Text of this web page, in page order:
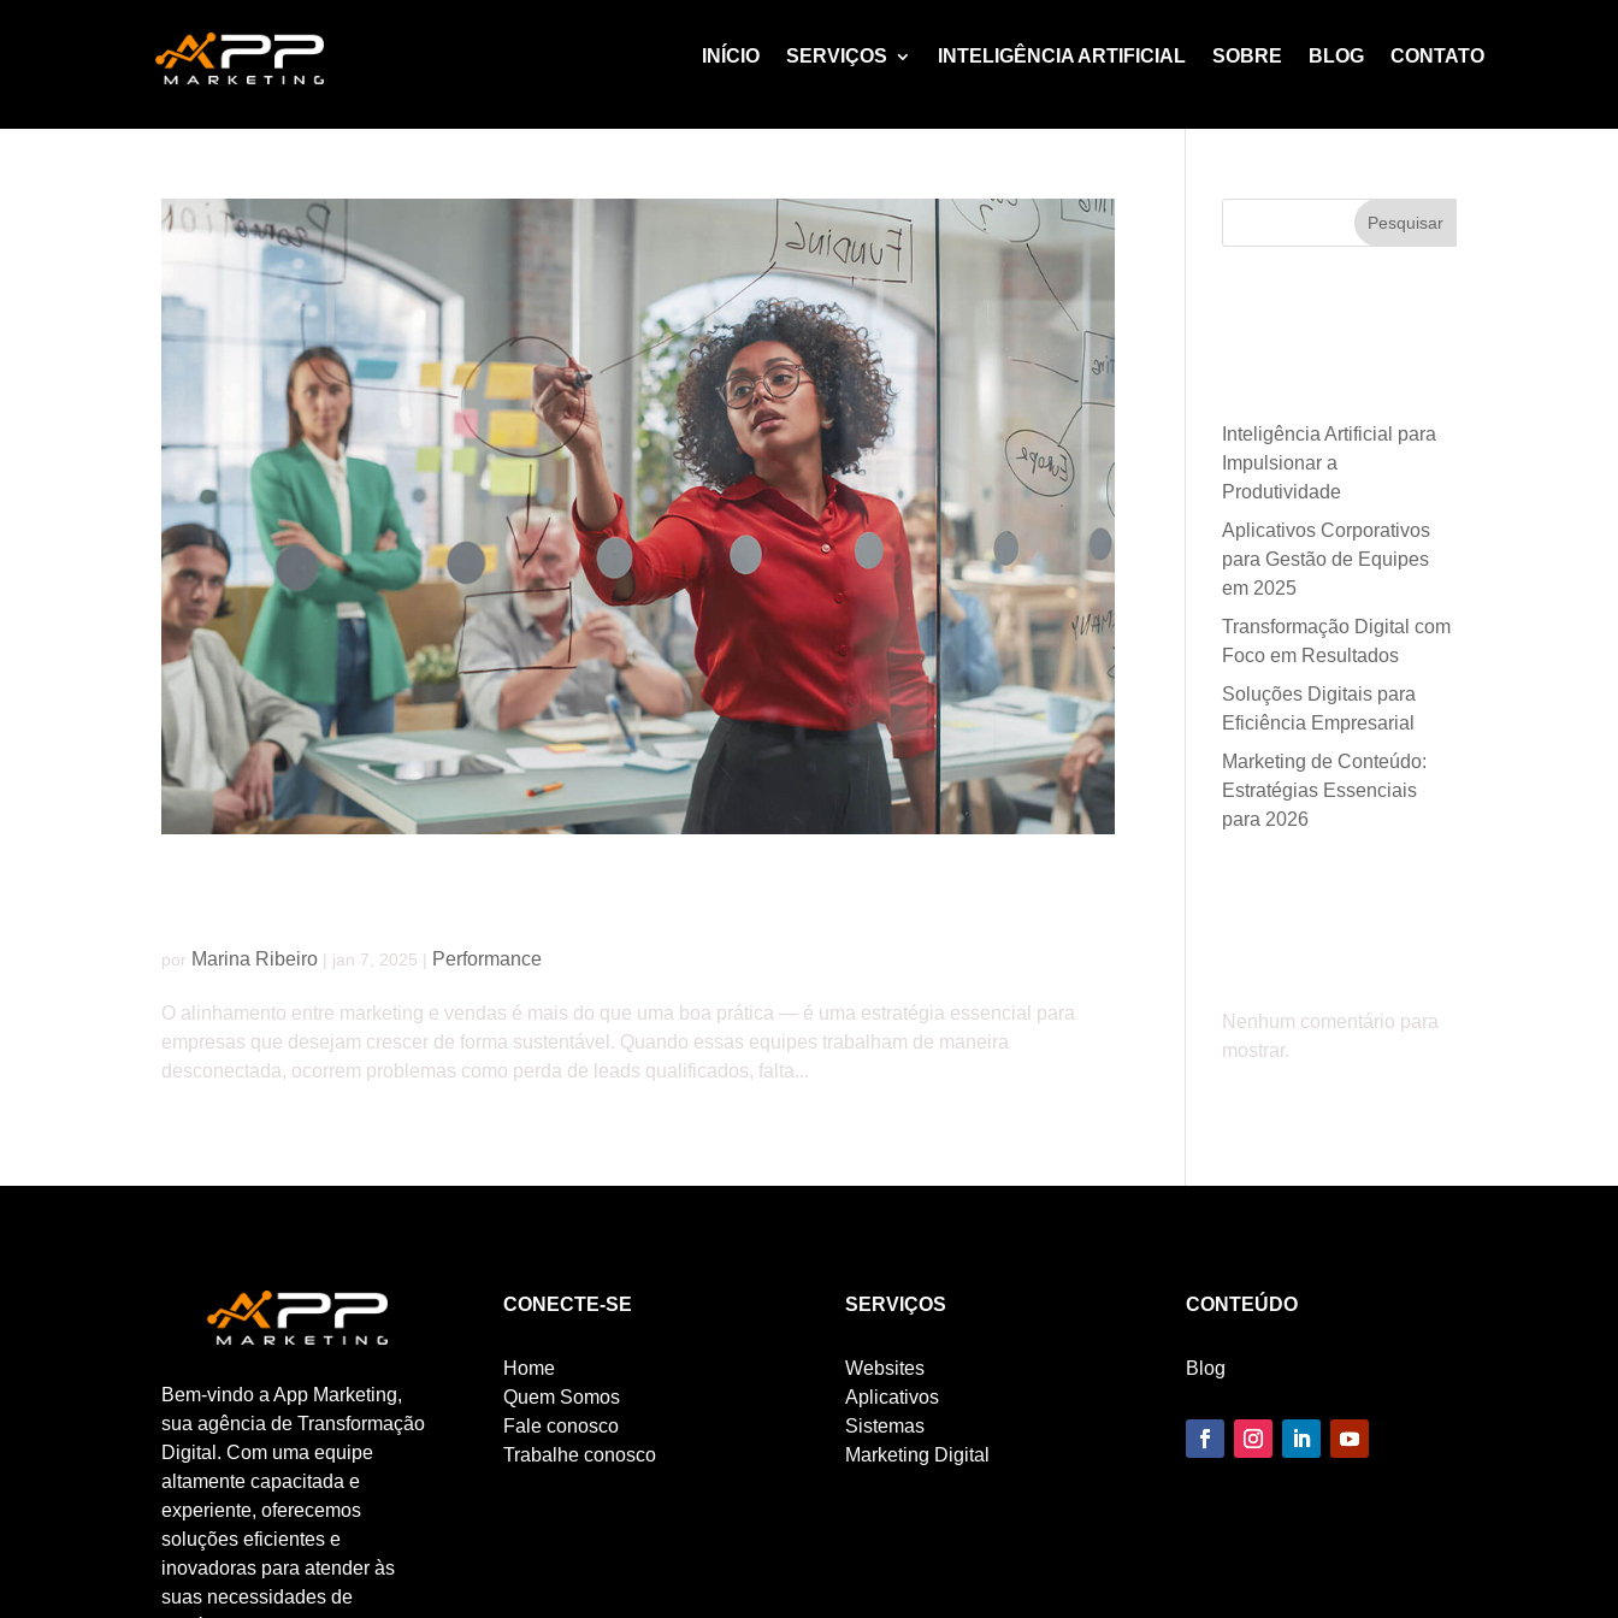
INÍCIO SERVIÇOS INTELIGÊNCIA ARTIFICIAL SOBRE BLOG CONTATO
por Marina Ribeiro | jan 7, 2025 | Performance
O alinhamento entre marketing e vendas é mais do que uma boa prática — é uma estratégia essencial para
empresas que desejam crescer de forma sustentável. Quando essas equipes trabalham de maneira
desconectada, ocorrem problemas como perda de leads qualificados, falta...
Pesquisar
Inteligência Artificial para
Impulsionar a
Produtividade
Aplicativos Corporativos
para Gestão de Equipes
em 2025
Transformação Digital com
Foco em Resultados
Soluções Digitais para
Eficiência Empresarial
Marketing de Conteúdo:
Estratégias Essenciais
para 2026
Nenhum comentário para
mostrar.
Bem-vindo a App Marketing,
sua agência de Transformação
Digital. Com uma equipe
altamente capacitada e
experiente, oferecemos
soluções eficientes e
inovadoras para atender às
suas necessidades de
CONECTE-SE
Home
Quem Somos
Fale conosco
Trabalhe conosco
SERVIÇOS
Websites
Aplicativos
Sistemas
Marketing Digital
CONTEÚDO
Blog